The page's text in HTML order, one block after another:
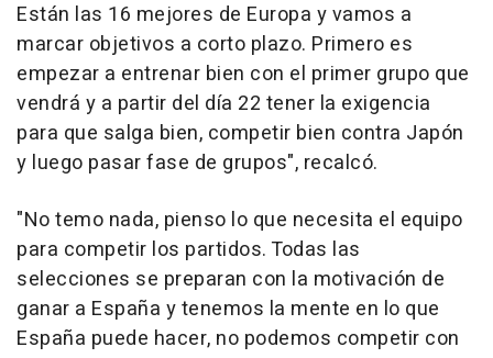
Están las 16 mejores de Europa y vamos a
marcar objetivos a corto plazo. Primero es
empezar a entrenar bien con el primer grupo que
vendrá y a partir del día 22 tener la exigencia
para que salga bien, competir bien contra Japón
y luego pasar fase de grupos", recalcó.
"No temo nada, pienso lo que necesita el equipo
para competir los partidos. Todas las
selecciones se preparan con la motivación de
ganar a España y tenemos la mente en lo que
España puede hacer, no podemos competir con